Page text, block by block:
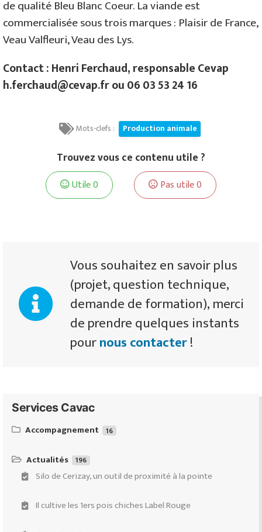
de qualité Bleu Blanc Coeur. La viande est
commercialisée sous trois marques : Plaisir de France,
Veau Valfleuri, Veau des Lys.
Contact : Henri Ferchaud, responsable Cevap
h.ferchaud@cevap.fr ou 06 03 53 24 16
Mots-clefs : Production animale
Trouvez vous ce contenu utile ?
Utile0 Pas utile0
Vous souhaitez en savoir plus
(projet, question technique,
demande de formation), merci
de prendre quelques instants
pournous contacter!
Services Cavac
Accompagnement 16
ruminants
Actualités 196
Silo de Cerizay, un outil de proximité à la pointe
Il cultive les 1ers pois chiches Label Rouge